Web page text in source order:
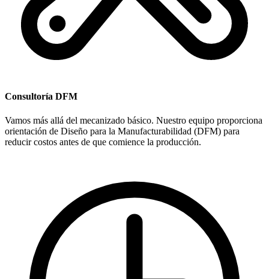
Consultoría DFM
Vamos más allá del mecanizado básico. Nuestro equipo proporciona
orientación de Diseño para la Manufacturabilidad (DFM) para
reducir costos antes de que comience la producción.